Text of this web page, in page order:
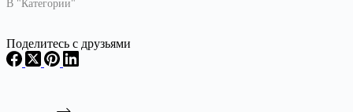
В "Категории"
Поделитесь с друзьями